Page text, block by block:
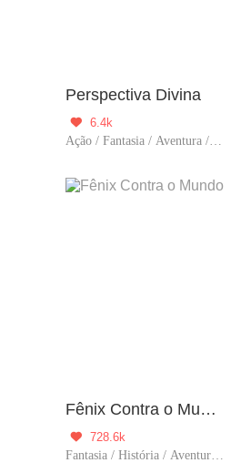
Perspectiva Divina

6.4k
Ação / Fantasia / Aventura / Supernatural / Harém
Fênix Contra o Mundo

728.6k
Fantasia / História / Aventura / Viagem no tempo